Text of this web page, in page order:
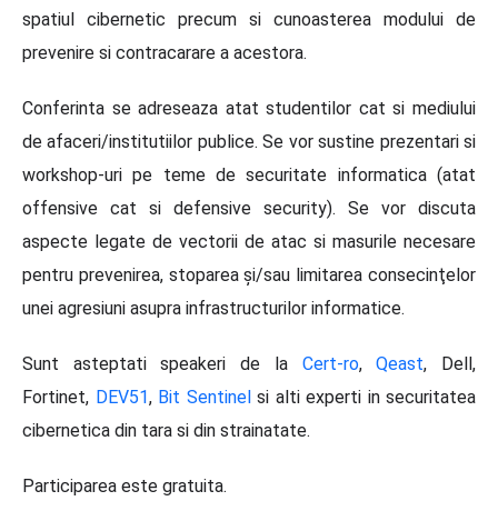
spatiul cibernetic precum si cunoasterea modului de
prevenire si contracarare a acestora.
Conferinta se adreseaza atat studentilor cat si mediului
de afaceri/institutiilor publice. Se vor sustine prezentari si
workshop-uri pe teme de securitate informatica (atat
offensive cat si defensive security). Se vor discuta
aspecte legate de vectorii de atac si masurile necesare
pentru prevenirea, stoparea şi/sau limitarea consecinţelor
unei agresiuni asupra infrastructurilor informatice.
Sunt asteptati speakeri de la Cert-ro,Qeast, Dell,
Fortinet, DEV51, Bit Sentinelsi alti experti in securitatea
cibernetica din tara si din strainatate.
Participarea este gratuita.